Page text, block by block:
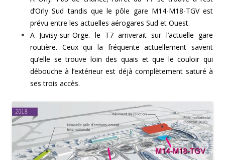
d’Orly Sud tandis que le pôle gare M14-M18-TGV est
prévu entre les actuelles aérogares Sud et Ouest.
A Juvisy-sur-Orge. le T7 arriverait sur l’actuelle gare
routière. Ceux qui la fréquente actuellement savent
qu’elle se trouve loin des quais et que le couloir qui
débouche à l’extérieur est déjà complètement saturé à
ses trois accès.